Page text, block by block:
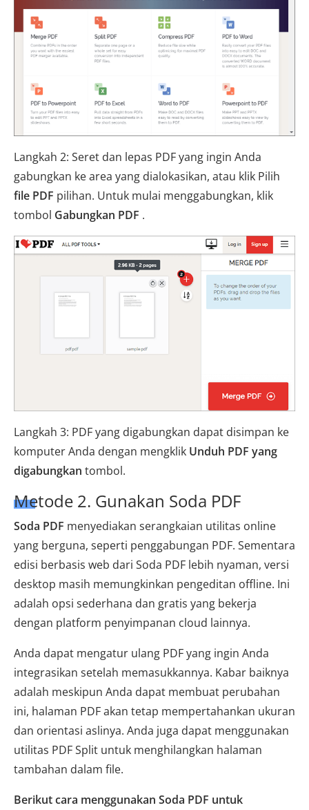
Langkah 2: Seret dan lepas PDF yang ingin Anda
gabungkan ke area yang dialokasikan, atau klik Pilih
file PDF pilihan. Untuk mulai menggabungkan, klik
tombol Gabungkan PDF .
Langkah 3: PDF yang digabungkan dapat disimpan ke
komputer Anda dengan mengklik Unduh PDF yang
digabungkan tombol.
Metode 2. Gunakan Soda PDF
Soda PDF menyediakan serangkaian utilitas online
yang berguna, seperti penggabungan PDF. Sementara
edisi berbasis web dari Soda PDF lebih nyaman, versi
desktop masih memungkinkan pengeditan offline. Ini
adalah opsi sederhana dan gratis yang bekerja
dengan platform penyimpanan cloud lainnya.
Anda dapat mengatur ulang PDF yang ingin Anda
integrasikan setelah memasukkannya. Kabar baiknya
adalah meskipun Anda dapat membuat perubahan
ini, halaman PDF akan tetap mempertahankan ukuran
dan orientasi aslinya. Anda juga dapat menggunakan
utilitas PDF Split untuk menghilangkan halaman
tambahan dalam file.
Berikut cara menggunakan Soda PDF untuk